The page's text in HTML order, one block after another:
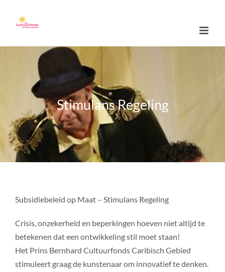
Stimulans Regeling
Subsidiebeleid op Maat – Stimulans Regeling
Crisis, onzekerheid en beperkingen hoeven niet altijd te
betekenen dat een ontwikkeling stil moet staan!
Het Prins Bernhard Cultuurfonds Caribisch Gebied
stimuleert graag de kunstenaar om innovatief te denken.